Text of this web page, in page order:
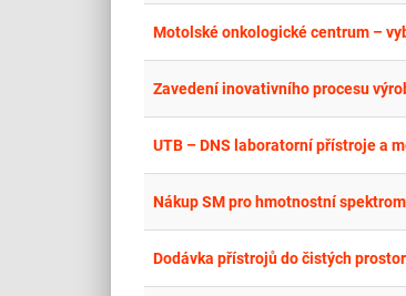
Motolské onkologické centrum –
Zavedení inovativního procesu
UTB – DNS laboratorní přístroje a
Nákup SM pro hmotnostní
Dodávka přístrojů do čistých prostor